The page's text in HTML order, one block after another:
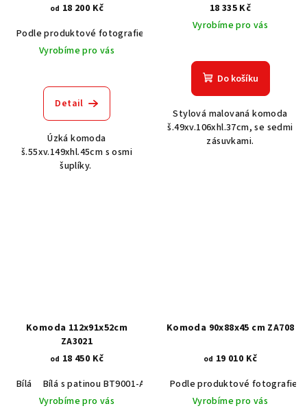
od 18 200 Kč
Podle produktové fotografie
Akát vintage BT1551
Vyrobíme pro vás
Detail
Úzká komoda
š.55xv.149xhl.45cm s osmi
šuplíky.
18 335 Kč
Vyrobíme pro vás
Do košíku
Stylová malovaná komoda
š.49xv.106xhl.37cm, se sedmi
zásuvkami.
Komoda 112x91x52cm
ZA3021
od 18 450 Kč
Bílá
Bílá s patinou BT9001-A6 Černá RAL 9005
Šedá RAL 7037
Vyrobíme pro vás
Komoda 90x88x45 cm ZA708
od 19 010 Kč
Podle produktové fotografie
Vyrobíme pro vás